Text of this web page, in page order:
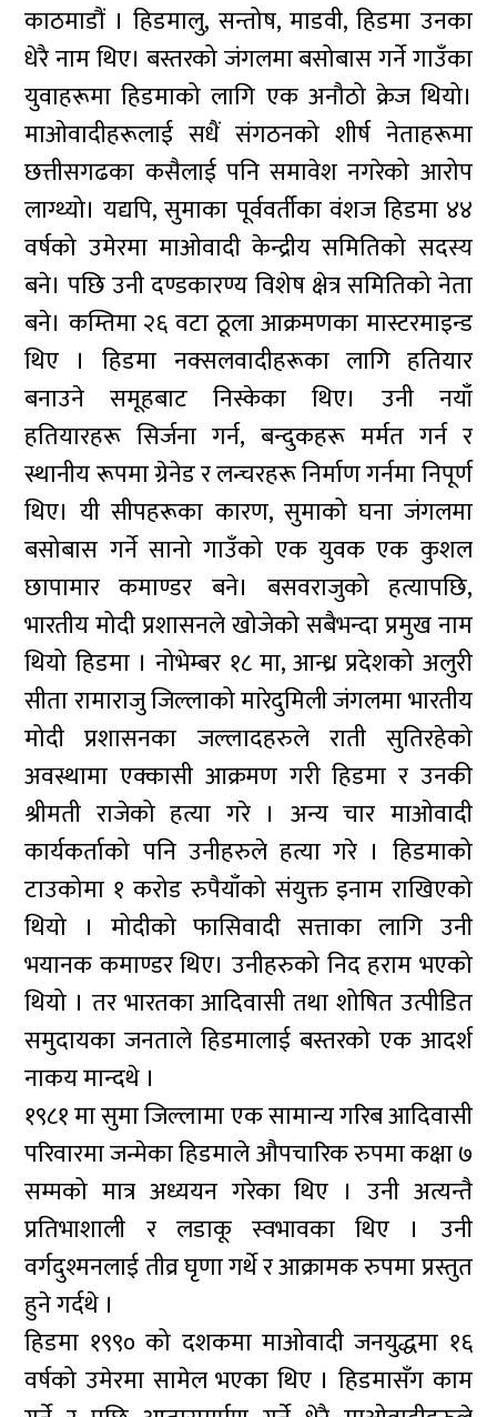
काठमाडौं । हिडमालु, सन्तोष, माडवी, हिडमा उनका
धेरै नाम थिए। बस्तरको जंगलमा बसोबास गर्ने गाउँका
युवाहरूमा हिडमाको लागि एक अनौठो क्रेज थियो।
माओवादीहरूलाई सधैं संगठनको शीर्ष नेताहरूमा
छत्तीसगढका कसैलाई पनि समावेश नगरेको आरोप
लाग्थ्यो। यद्यपि, सुमाका पूर्ववर्तीका वंशज हिडमा ४४
वर्षको उमेरमा माओवादी केन्द्रीय समितिको सदस्य
बने। पछि उनी दण्डकारण्य विशेष क्षेत्र समितिको नेता
बने। कम्तिमा २६ वटा ठूला आक्रमणका मास्टरमाइन्ड
थिए । हिडमा नक्सलवादीहरूका लागि हतियार
बनाउने समूहबाट निस्केका थिए। उनी नयाँ
हतियारहरू सिर्जना गर्न, बन्दुकहरू मर्मत गर्न र
स्थानीय रूपमा ग्रेनेड र लन्चरहरू निर्माण गर्नमा निपूर्ण
थिए। यी सीपहरूका कारण, सुमाको घना जंगलमा
बसोबास गर्ने सानो गाउँको एक युवक एक कुशल
छापामार कमाण्डर बने। बसवराजुको हत्यापछि,
भारतीय मोदी प्रशासनले खोजेको सबैभन्दा प्रमुख नाम
थियो हिडमा । नोभेम्बर १८ मा, आन्ध्र प्रदेशको अलुरी
सीता रामाराजु जिल्लाको मारेदुमिली जंगलमा भारतीय
मोदी प्रशासनका जल्लादहरुले राती सुतिरहेको
अवस्थामा एक्कासी आक्रमण गरी हिडमा र उनकी
श्रीमती राजेको हत्या गरे । अन्य चार माओवादी
कार्यकर्ताको पनि उनीहरुले हत्या गरे । हिडमाको
टाउकोमा १ करोड रुपैयाँको संयुक्त इनाम राखिएको
थियो । मोदीको फासिवादी सत्ताका लागि उनी
भयानक कमाण्डर थिए। उनीहरुको निद हराम भएको
थियो । तर भारतका आदिवासी तथा शोषित उत्पीडित
समुदायका जनताले हिडमालाई बस्तरको एक आदर्श
नाकय मान्दथे ।
१९८१ मा सुमा जिल्लामा एक सामान्य गरिब आदिवासी
परिवारमा जन्मेका हिडमाले औपचारिक रुपमा कक्षा ७
सम्मको मात्र अध्ययन गरेका थिए । उनी अत्यन्तै
प्रतिभाशाली र लडाकू स्वभावका थिए । उनी
वर्गदुश्मनलाई तीव्र घृणा गर्थे र आक्रामक रुपमा प्रस्तुत
हुने गर्दथे ।
हिडमा १९९० को दशकमा माओवादी जनयुद्धमा १६
वर्षको उमेरमा सामेल भएका थिए । हिडमासँग काम